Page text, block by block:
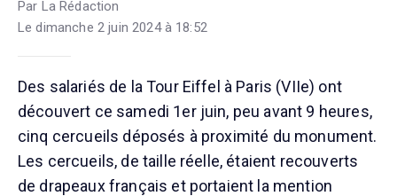
Par La Rédaction
Le dimanche 2 juin 2024 à 18:52
Des salariés de la Tour Eiffel à Paris (VIIe) ont
découvert ce samedi 1er juin, peu avant 9 heures,
cinq cercueils déposés à proximité du monument.
Les cercueils, de taille réelle, étaient recouverts
de drapeaux français et portaient la mention